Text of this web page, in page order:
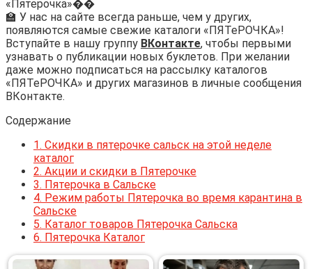
«Пятерочка»��
🏫 У нас на сайте всегда раньше, чем у других,
появляются самые свежие каталоги «ПЯТеРОЧКА»!
Вступайте в нашу группу ВКонтакте, чтобы первыми
узнавать о публикации новых буклетов. При желании
даже можно подписаться на рассылку каталогов
«ПЯТеРОЧКА» и других магазинов в личные сообщения
ВКонтакте.
Содержание
1. Скидки в пятерочке сальск на этой неделе
каталог
2. Акции и скидки в Пятерочке
3. Пятерочка в Сальске
4. Режим работы Пятерочка во время карантина в
Сальске
5. Каталог товаров Пятерочка Сальска
6. Пятерочка Каталог